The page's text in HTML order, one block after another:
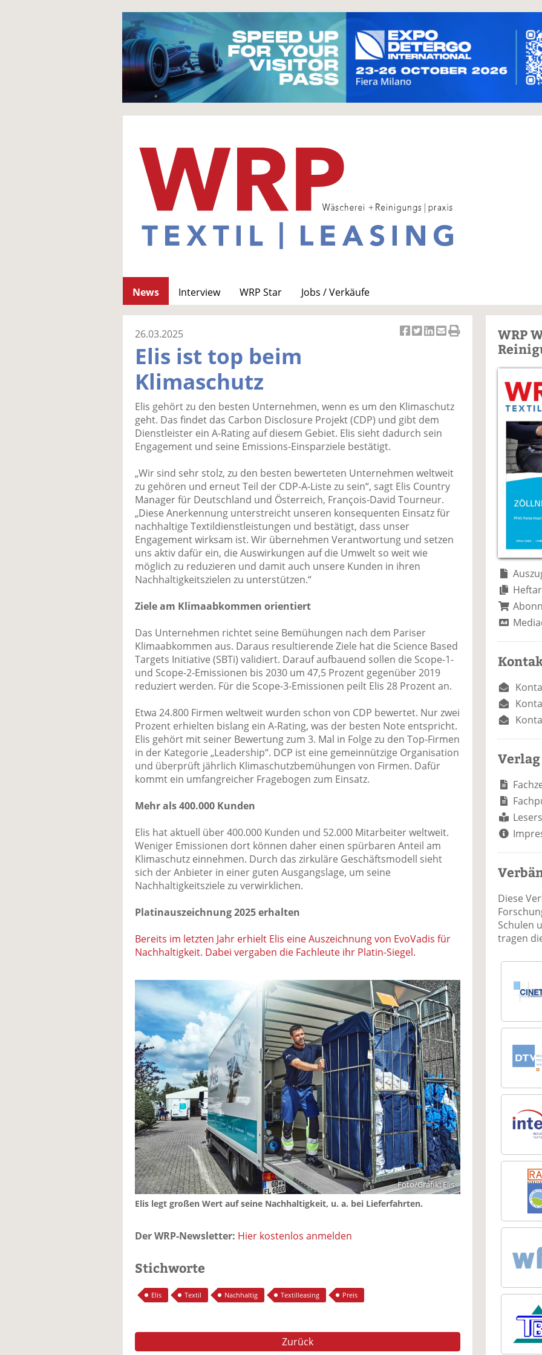
News Interview WRP Star
Jobs / Verkäufe
uf
F
ac
o
o
k
te
il
e
n
wi
tt
er
uf
Li
n
di
n
te
il
n
er
E
m
v
er
se
n
e
ru
26.03.2025
Elis ist top beim
Klimaschutz
Elis gehört zu den besten Unternehmen, wenn es um den Klimaschutz
geht. Das findet das Carbon Disclosure Projekt (CDP) und gibt dem
Dienstleister ein A-Rating auf diesem Gebiet. Elis sieht dadurch sein
Engagement und seine Emissions-Einsparziele bestätigt.
„Wir sind sehr stolz, zu den besten bewerteten Unternehmen weltweit
zu gehören und erneut Teil der CDP-A-Liste zu sein“, sagt Elis Country
Manager für Deutschland und Österreich, François-David Tourneur.
„Diese Anerkennung unterstreicht unseren konsequenten Einsatz für
nachhaltige Textildienstleistungen und bestätigt, dass unser
Engagement wirksam ist. Wir übernehmen Verantwortung und setzen
uns aktiv dafür ein, die Auswirkungen auf die Umwelt so weit wie
möglich zu reduzieren und damit auch unsere Kunden in ihren
Nachhaltigkeitszielen zu unterstützen.“
Ziele am Klimaabkommen orientiert
Das Unternehmen richtet seine Bemühungen nach dem Pariser
Klimaabkommen aus. Daraus resultierende Ziele hat die Science Based
Targets Initiative (SBTi) validiert. Darauf aufbauend sollen die Scope-1-
und Scope-2-Emissionen bis 2030 um 47,5 Prozent gegenüber 2019
reduziert werden. Für die Scope-3-Emissionen peilt Elis 28 Prozent an.
Etwa 24.800 Firmen weltweit wurden schon von CDP bewertet. Nur zwei
Prozent erhielten bislang ein A-Rating, was der besten Note entspricht.
Elis gehört mit seiner Bewertung zum 3. Mal in Folge zu den Top-Firmen
in der Kategorie „Leadership“. DCP ist eine gemeinnützige Organisation
und überprüft jährlich Klimaschutzbemühungen von Firmen. Dafür
kommt ein umfangreicher Fragebogen zum Einsatz.
Mehr als 400.000 Kunden
Elis hat aktuell über 400.000 Kunden und 52.000 Mitarbeiter weltweit.
Weniger Emissionen dort können daher einen spürbaren Anteil am
Klimaschutz einnehmen. Durch das zirkuläre Geschäftsmodell sieht
sich der Anbieter in einer guten Ausgangslage, um seine
Nachhaltigkeitsziele zu verwirklichen.
Platinauszeichnung 2025 erhalten
Bereits im letzten Jahr erhielt Elis eine Auszeichnung von EvoVadis für
Nachhaltigkeit. Dabei vergaben die Fachleute ihr Platin-Siegel.
Foto/Grafik: Elis
Elis legt großen Wert auf seine Nachhaltigkeit, u. a. bei Lieferfahrten.
Der WRP-Newsletter: Hier kostenlos anmelden
Stichworte
Elis Textil Nachhaltig Textilleasing Preis
Zurück
WRP
Verlag
Diese
Schulen
tragen